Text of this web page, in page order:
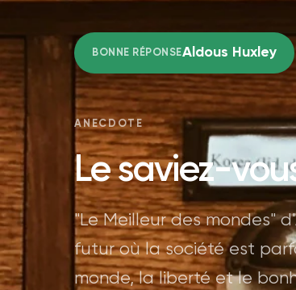
BONNE RÉPONSEAldous Huxley
ANECDOTE
Le saviez-
"Le Meilleur des mondes"
futur où la société est
monde, la liberté et le